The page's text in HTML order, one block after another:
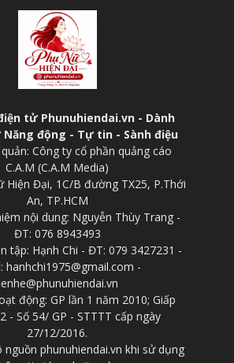
tử Phunuhiendai.vn - Dành
Năng động - Tự tin - Sành điệu
Công ty cổ phần quảng cáo
C.A.M (C.A.M Media)
Hiện Đại, 1C/B đường TX25, P.Thới
An, TP.HCM
nội dung: Nguyễn Thùy Trang -
ĐT: 076 8943493
tập: Hạnh Chi - ĐT: 079 3427231 -
hanhchi1975@gmail.com -
động: GP lần 1 năm 2010; Giấp
- Số 54/ GP - STTTT cấp ngày
27/12/2016.
nguồn phunuhiendai.vn khi sử dụng